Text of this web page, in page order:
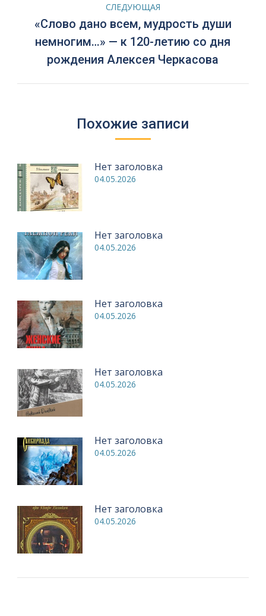
СЛЕДУЮЩАЯ
Следующая
запись:
«Слово дано всем, мудрость души
немногим…» — к 120-летию со дня
рождения Алексея Черкасова
Похожие записи
Нет заголовка
04.05.2026
Нет заголовка
04.05.2026
Нет заголовка
04.05.2026
Нет заголовка
04.05.2026
Нет заголовка
04.05.2026
Нет заголовка
04.05.2026